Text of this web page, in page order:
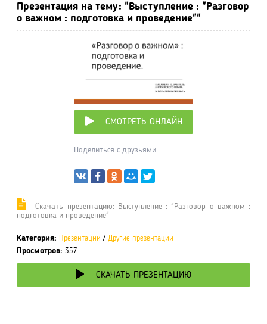
Презентация на тему: "Выступление : "Разговор
о важном : подготовка и проведение""
СМОТРЕТЬ ОНЛАЙН
Поделиться с друзьями:
Cкачать презентацию: Выступление : "Разговор о важном :
подготовка и проведение"
Категория: Презентации / Другие презентации
Просмотров: 357
СКАЧАТЬ ПРЕЗЕНТАЦИЮ